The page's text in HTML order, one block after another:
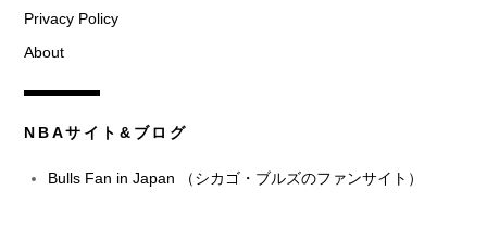
Privacy Policy
About
NBAサイト&ブログ
Bulls Fan in Japan （シカゴ・ブルズのファンサイト）